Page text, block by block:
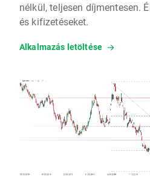
nélkül, teljesen díjmentesen.
és kifizetéseket.
Alkalmazás letöltése